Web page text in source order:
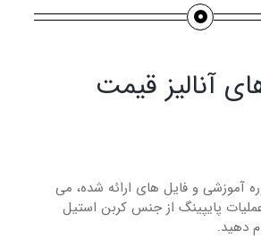
آنالیز قیمت
آموزشی و فایل های ارائه شده، می
پایپینگ از جنس کربن استیل